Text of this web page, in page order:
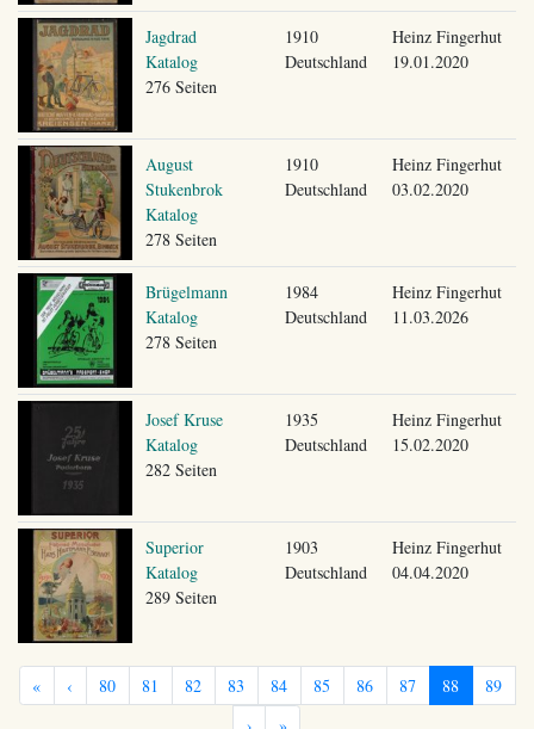
Jagdrad
Katalog
276 Seiten
1910
Deutschland
Heinz Fingerhut
19.01.2020
August
Stukenbrok
Katalog
278 Seiten
1910
Deutschland
Heinz Fingerhut
03.02.2020
Brügelmann
Katalog
278 Seiten
1984
Deutschland
Heinz Fingerhut
11.03.2026
Josef Kruse
Katalog
282 Seiten
1935
Deutschland
Heinz Fingerhut
15.02.2020
Superior
Katalog
289 Seiten
1903
Deutschland
Heinz Fingerhut
04.04.2020
« ‹ 80 81 82 83 84 85 86 87 88
89
›
»